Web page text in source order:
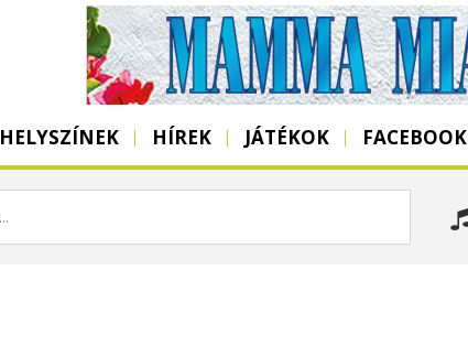
HELYSZÍNEK HÍREK JÁTÉKOK FACEBOOK